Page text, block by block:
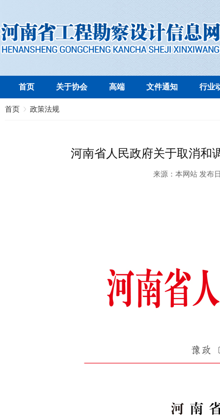
首页 关于协会 高端 文件通知 行业
首页 政策法规
河南省人民政府关于取消和
来源： 本网站 发布